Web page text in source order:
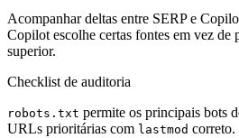
Acompanhar deltas entre SERP e
Copilot escolhe certas fontes em vez de
superior.
Checklist de auditoria
robots.txt permite os principais bots
URLs prioritárias com lastmod correto.